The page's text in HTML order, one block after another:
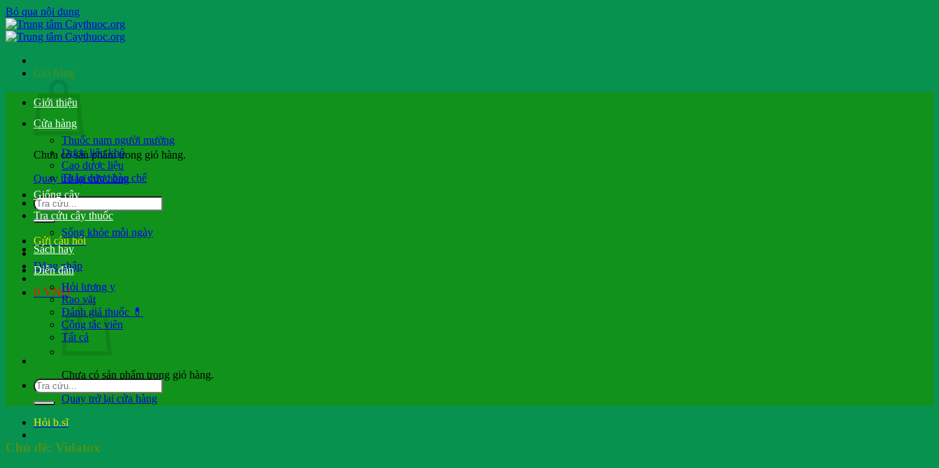
Bỏ qua nội dung
Giỏ hàng
Chưa có sản phẩm trong giỏ hàng.
Quay trở lại cửa hàng
Gửi câu hỏi
Đăng nhập
0 VND
Chưa có sản phẩm trong giỏ hàng.
Quay trở lại cửa hàng
Hỏi b.sĩ
Giới thiệu
Cửa hàng
Thuốc nam người mường
Dược liệu khô
Cao dược liệu
Thảo dược bào chế
Giống cây
Tra cứu cây thuốc
Sống khỏe mỗi ngày
Sách hay
Diễn đàn
Hỏi lương y
Rao vặt
Đánh giá thuốc 💊
Cộng tác viên
Tất cả
Chủ đề: Vidatox